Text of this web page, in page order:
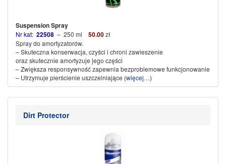
Suspension Spray
Nr kat: 22508 – 250 ml 50.00zł
Spray do amortyzatorów.
– Skuteczna konserwacja, czyści i chroni zawieszenie
oraz skutecznie amortyzuje jego części
– Zwiększa responsywnośćzapewnia bezproblemowe funkcjonowanie
– Utrzymuje pierścienie uszczelniające (więcej…)
Dirt Protector